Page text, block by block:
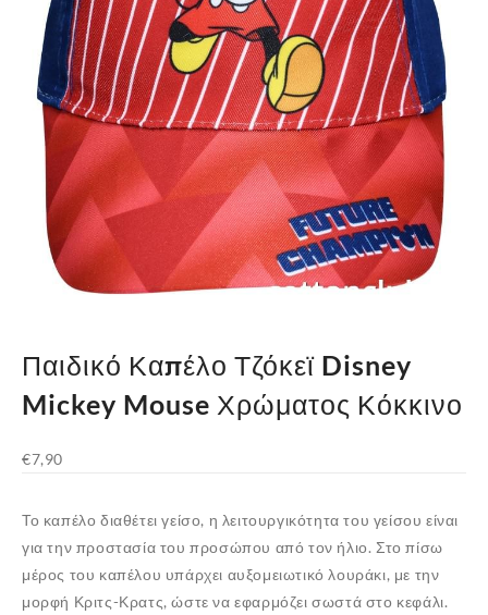
Παιδικό Καπέλο Τζόκεϊ Disney
Mickey Mouse Χρώματος Κόκκινο
€7,90
Το καπέλο διαθέτει γείσο, η λειτουργικότητα του γείσου είναι
για την προστασία του προσώπου από τον ήλιο. Στο πίσω
μέρος του καπέλου υπάρχει αυξομειωτικό λουράκι, με την
μορφή Κριτς-Κρατς, ώστε να εφαρμόζει σωστά στο κεφάλι.